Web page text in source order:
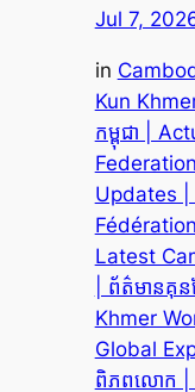
Jul 7,
in
Kun
កម្ពុជា |
Updates |
Fédération
Latest
| ព័ត៌មានគុ
Khmer
Global
ពិភពលោក |